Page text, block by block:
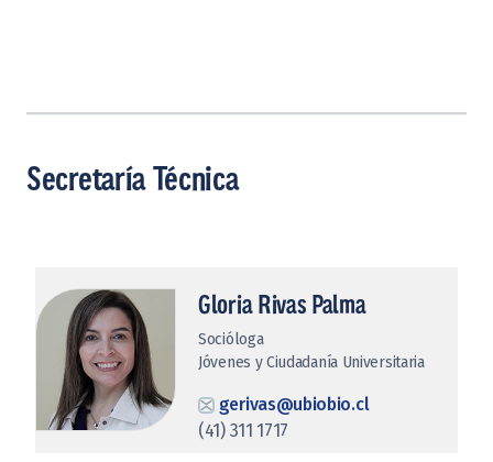
Secretaría Técnica
Gloria Rivas Palma
Socióloga
Jóvenes y Ciudadanía Universitaria
gerivas@ubiobio.cl
(41) 311 1717